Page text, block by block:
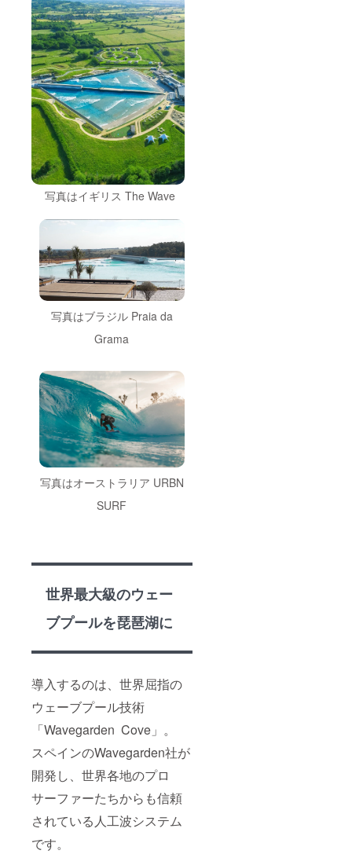
写真はイギリス The Wave
写真はブラジル Praia da
Grama
写真はオーストラリア URBN
SURF
世界最大級のウェー
ブプールを琵琶湖に
導入するのは、世界屈指の
ウェーブプール技術
「Wavegarden Cove」。
スペインのWavegarden社が
開発し、世界各地のプロ
サーファーたちからも信頼
されている人工波システム
です。